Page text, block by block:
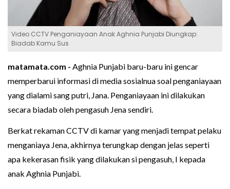
Video CCTV Penganiayaan Anak Aghnia Punjabi Diungkap:
Biadab Kamu Sus
matamata.com - Aghnia Punjabi baru-baru ini gencar
memperbarui informasi di media sosialnua soal penganiayaan
yang dialami sang putri, Jana. Penganiayaan ini dilakukan
secara biadab oleh pengasuh Jena sendiri.
Berkat rekaman CCTV di kamar yang menjadi tempat pelaku
menganiaya Jena, akhirnya terungkap dengan jelas seperti
apa kekerasan fisik yang dilakukan si pengasuh, I kepada
anak Aghnia Punjabi.